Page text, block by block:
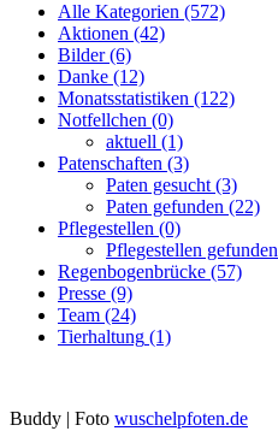
Alle Kategorien (572)
Aktionen (42)
Bilder (6)
Danke (12)
Monatsstatistiken (122)
Notfellchen (0)
aktuell (1)
Patenschaften (3)
Paten gesucht (3)
Paten gefunden (22)
Pflegestellen (0)
Pflegestellen gefunden
Regenbogenbrücke (57)
Presse (9)
Team (24)
Tierhaltung (1)
Buddy | Foto wuschelpfoten.de